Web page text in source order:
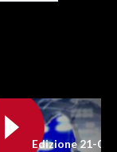
Edizione 21-05-